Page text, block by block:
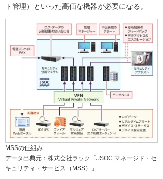
ト管理）といった高価な機器が必要になる。
MSSの仕組み
データ出典元：株式会社ラック「JSOC マネージド・セ
キュリティ・サービス（MSS）」